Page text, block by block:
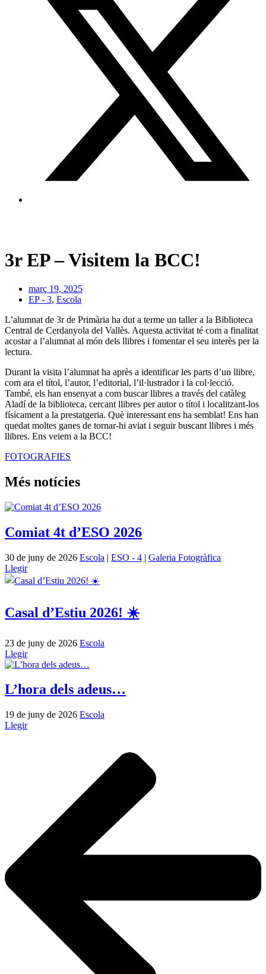
3r EP – Visitem la BCC!
març 19, 2025
EP - 3, Escola
L’alumnat de 3r de Primària ha dut a terme un taller a la Biblioteca
Central de Cerdanyola del Vallès. Aquesta activitat té com a finalitat
acostar a l’alumnat al món dels llibres i fomentar el seu interès per la
lectura.
Durant la visita l’alumnat ha après a identificar les parts d’un llibre,
com ara el títol, l’autor, l’editorial, l’il·lustrador i la col·lecció.
També, els han ensenyat a com buscar llibres a través del catàleg
Aladí de la biblioteca, cercant llibres per autor o títol i localitzant-los
físicament a la prestatgeria. Què interessant ens ha semblat! Ens han
quedat moltes ganes de tornar-hi aviat i seguir buscant llibres i més
llibres. Ens veiem a la BCC!
FOTOGRAFIES
Més notícies
Comiat 4t d’ESO 2026
30 de juny de 2026 Escola | ESO - 4 | Galeria Fotogràfica
Llegir
Casal d’Estiu 2026! ☀️
23 de juny de 2026 Escola
Llegir
L’hora dels adeus…
19 de juny de 2026 Escola
Llegir